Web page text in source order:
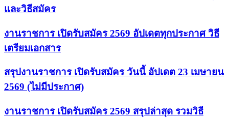
และวิธีสมัคร
งานราชการ เปิดรับสมัคร 2569 อัปเดตทุกประกาศ วิธี
เตรียมเอกสาร
สรุปงานราชการ เปิดรับสมัคร วันนี้ อัปเดต 23 เมษายน
2569 (ไม่มีประกาศ)
งานราชการ เปิดรับสมัคร 2569 สรุปล่าสุด รวมวิธี